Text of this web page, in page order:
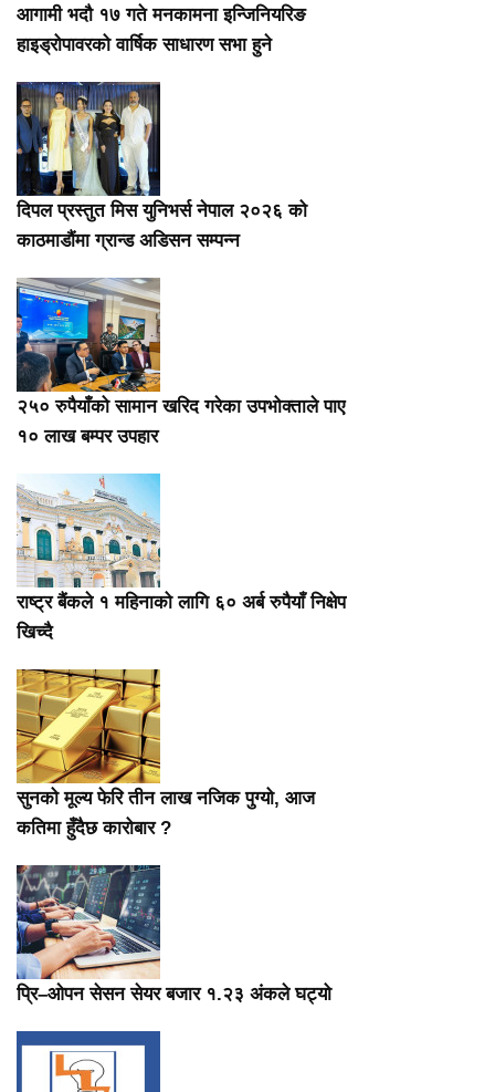
आगामी भदौ १७ गते मनकामना इन्जिनियरिङ
हाइड्रोपावरको वार्षिक साधारण सभा हुने
दिपल प्रस्तुत मिस युनिभर्स नेपाल २०२६ को
काठमाडौंमा ग्रान्ड अडिसन सम्पन्न
२५० रुपैयाँको सामान खरिद गरेका उपभोक्ताले पाए
१० लाख बम्पर उपहार
राष्ट्र बैंकले १ महिनाको लागि ६० अर्ब रुपैयाँ निक्षेप
खिच्दै
सुनको मूल्य फेरि तीन लाख नजिक पुग्यो, आज
कतिमा हुँदैछ कारोबार ?
प्रि–ओपन सेसन सेयर बजार १.२३ अंकले घट्यो